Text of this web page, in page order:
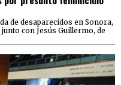
de desaparecidos en Sonora,
con Jesús Guillermo, de